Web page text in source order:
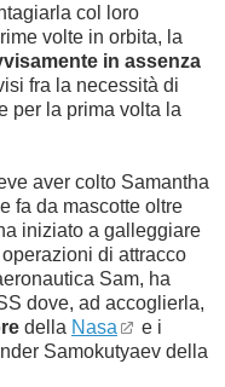
col loro
volte in orbita, la
in assenza
fra la necessità di
per la prima volta la
aver colto Samantha
fa da mascotte oltre
iniziato a galleggiare
di attracco
Sam, ha
dove, ad accoglierla,
della Nasa
e i
Samokutyaev della